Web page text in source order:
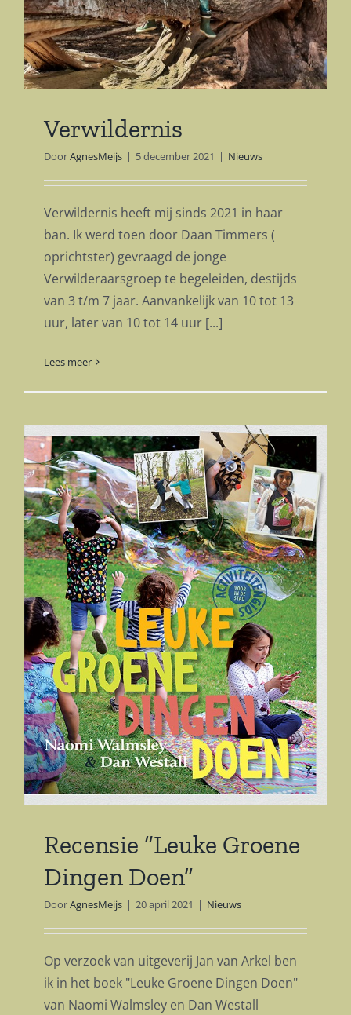
Verwildernis
DoorAgnesMeijs | 5 december 2021 | Nieuws
Verwildernis heeft mij sinds 2021 in haar
ban. Ik werd toen door Daan Timmers (
oprichtster) gevraagd de jonge
Verwilderaarsgroep te begeleiden, destijds
van 3 t/m 7 jaar. Aanvankelijk van 10 tot 13
uur, later van 10 tot 14 uur [...]
Lees meer
Recensie “Leuke Groene
Dingen Doen”
DoorAgnesMeijs | 20 april 2021 | Nieuws
Op verzoek van uitgeverij Jan van Arkel ben
ik in het boek "Leuke Groene Dingen Doen"
van Naomi Walmsley en Dan Westall